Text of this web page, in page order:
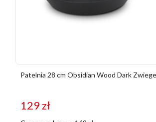
Patelnia 28 cm Obsidian Wood Dark
129zł